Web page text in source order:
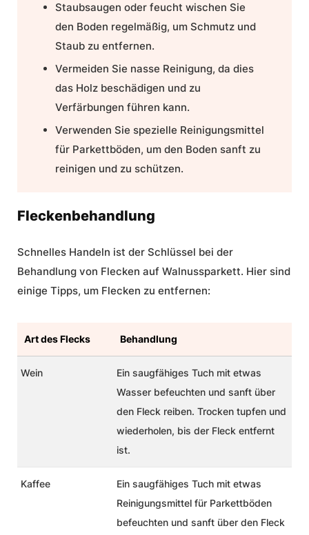
Staubsaugen oder feucht wischen Sie
den Boden regelmäßig, um Schmutz und
Staub zu entfernen.
Vermeiden Sie nasse Reinigung, da dies
das Holz beschädigen und zu
Verfärbungen führen kann.
Verwenden Sie spezielle Reinigungsmittel
für Parkettböden, um den Boden sanft zu
reinigen und zu schützen.
Fleckenbehandlung
Schnelles Handeln ist der Schlüssel bei der
Behandlung von Flecken auf Walnussparkett. Hier sind
einige Tipps, um Flecken zu entfernen:
Art des Flecks Behandlung
Wein
Ein saugfähiges Tuch mit etwas
Wasser befeuchten und sanft über
den Fleck reiben. Trocken tupfen und
wiederholen, bis der Fleck entfernt
ist.
Kaffee
Ein saugfähiges Tuch mit etwas
Reinigungsmittel für Parkettböden
befeuchten und sanft über den Fleck